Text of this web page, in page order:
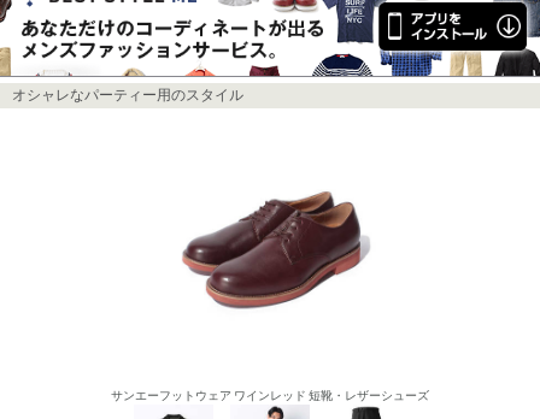
オシャレなパーティー用のスタイル
サンエーフットウェア ワインレッド 短靴・レザーシューズ